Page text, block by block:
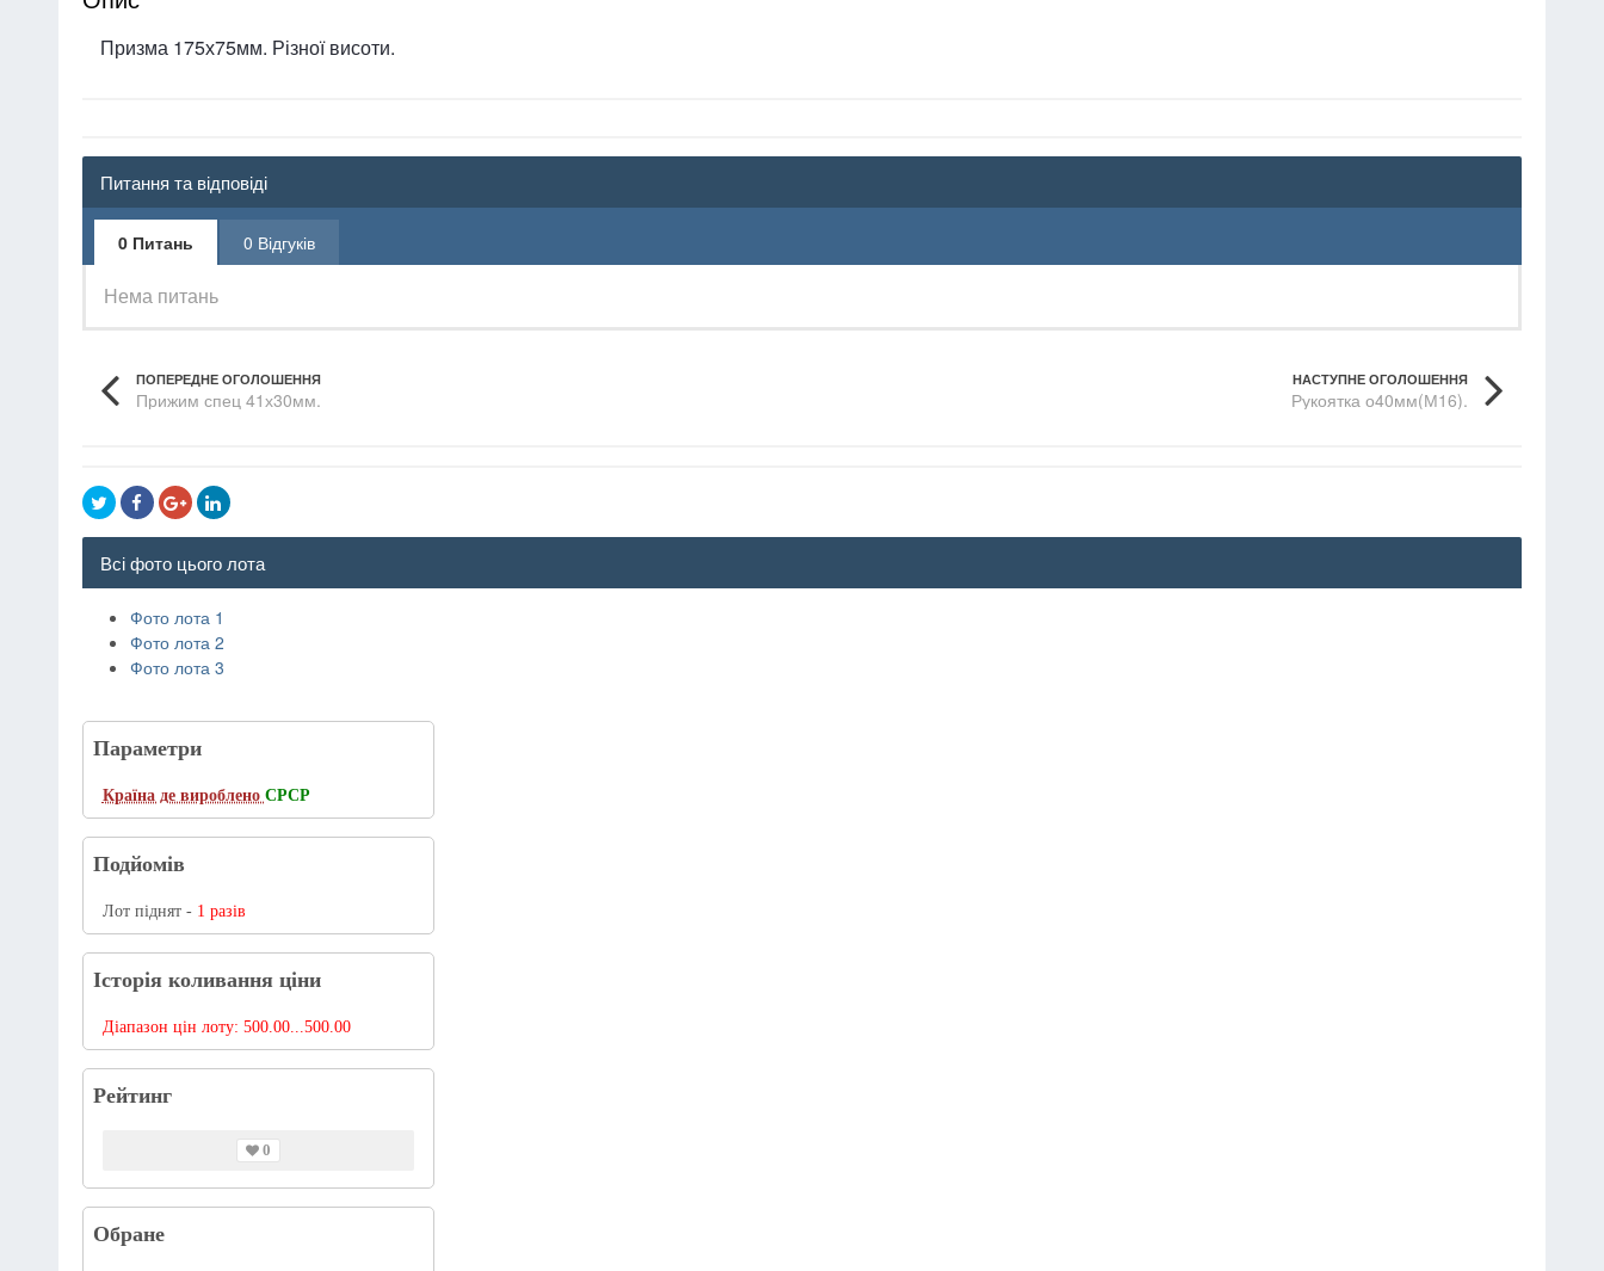
Призма 175х75мм. Різної висоти.
Питання та відповіді
0 Питань 0 Відгуків
Нема питань
ПОПЕРЕДНЕ ОГОЛОШЕННЯ
Прижим спец 41х30мм.
НАСТУПНЕ ОГОЛОШЕННЯ
Рукоятка о40мм(М16).
Всі фото цього лота
Фото лота 1
Фото лота 2
Фото лота 3
Параметри
Країна де вироблено СРСР
Подйомів
Лот піднят - 1 разів
Історія коливання ціни
Діапазон цін лоту: 500.00...500.00
Рейтинг
0
Обране